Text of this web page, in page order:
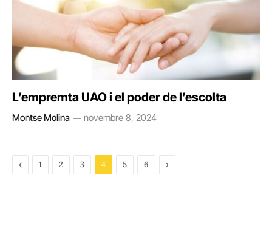
L’empremta UAO i el poder de l’escolta
Montse Molina novembre 8, 2024
Previous
1 2 3 4 5 6 Next